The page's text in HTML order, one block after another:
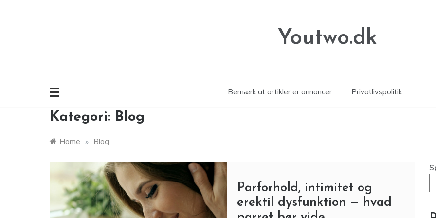
Youtwo.dk
Bemærk at artikler er annoncer Privatlivspolitik
Kategori: Blog
Home » Blog
Parforhold, intimitet og
erektil dysfunktion — hvad